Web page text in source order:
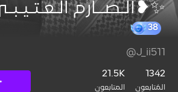
✨❥الـصــارم الـعـتـيـبـي511
@J_ii511
1342
المُتابعون
21.5K
المتابعون